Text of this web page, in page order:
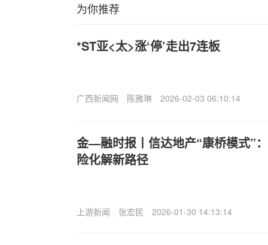
为你推荐
*ST亚<太>涨‘停’走出7连板
广西新闻网 陈雅琳 2026-02-03 06:10:14
金—融时报丨信达地产“康桥模式”
险化解新路径
上游新闻 张宏民 2026-01-30 14:13:14